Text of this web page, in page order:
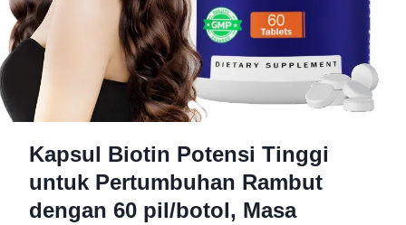
Kapsul Biotin Potensi Tinggi
untuk Pertumbuhan Rambut
dengan 60 pil/botol, Masa